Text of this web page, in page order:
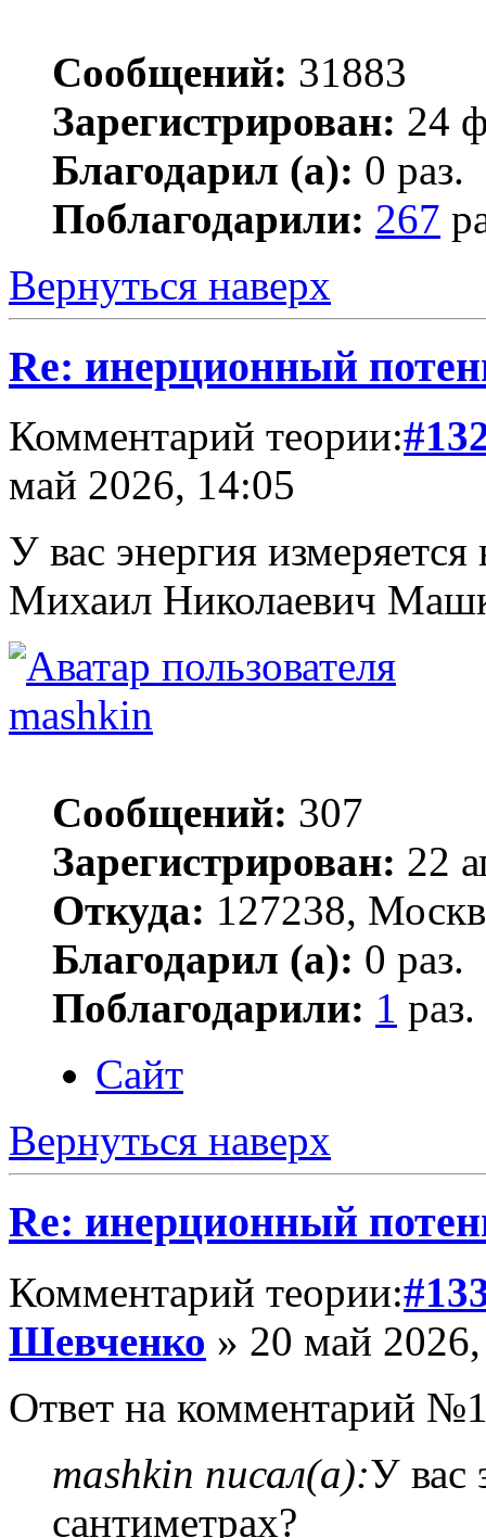
Сообщений: 31883
Зарегистрирован: 24
Благодарил (а): 0 раз.
Поблагодарили: 267
Вернуться наверх
Re: инерционный
Комментарий теории:
май 2026, 14:05
У вас энергия измеряется
Михаил Николаевич
mashkin
Сообщений: 307
Зарегистрирован: 22
Откуда: 127238,
Благодарил (а): 0 раз.
Поблагодарили: 1 раз.
Сайт
Вернуться наверх
Re: инерционный
Комментарий теории:
Шевченко » 20 май
Ответ на комментарий
mashkin писал(а):У вас
сантиметрах?